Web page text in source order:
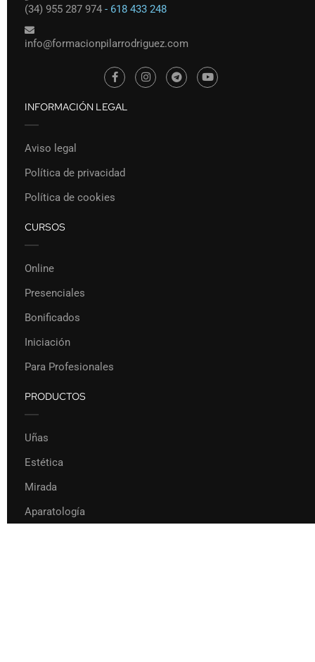
(34) 955 287 974 - 618 433 248
info@formacionpilarrodriguez.com
INFORMACIÓN LEGAL
Aviso legal
Política de privacidad
Política de cookies
CURSOS
Online
Presenciales
Bonificados
Iniciación
Para Profesionales
PRODUCTOS
Uñas
Estética
Mirada
Aparatología